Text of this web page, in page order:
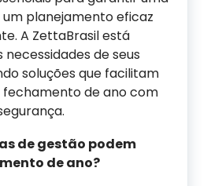
planejamento eficaz
A ZettaBrasil está
de seus
soluções que facilitam
fechamento de ano com
de gestão podem
de ano?